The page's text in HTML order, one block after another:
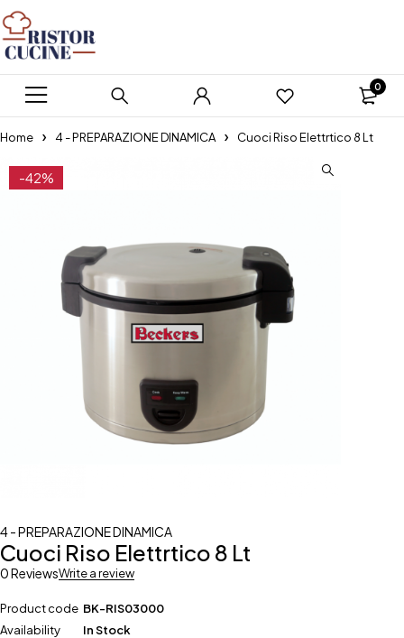
0
Home 4 - PREPARAZIONE DINAMICA Cuoci Riso Elettrtico 8 Lt
-42%
4 - PREPARAZIONE DINAMICA
Cuoci Riso Elettrtico 8 Lt
0 ReviewsWrite a review
Product code BK-RIS03000
Availability
In Stock